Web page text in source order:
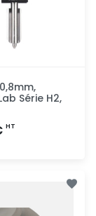
Série H2,
HT